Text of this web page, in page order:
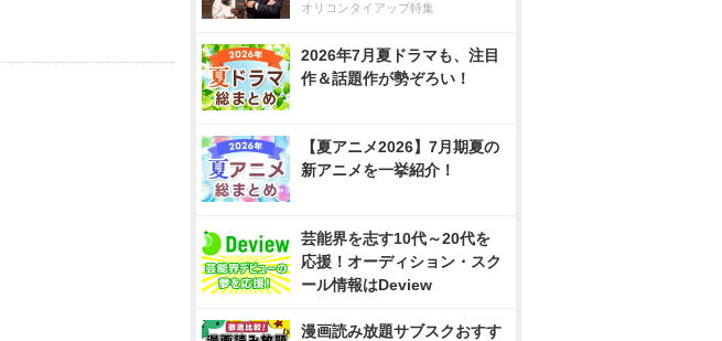
オリコンタイアップ特集
2026年7月夏ドラマも、注目
作＆話題作が勢ぞろい！
【夏アニメ2026】7月期夏の
新アニメを一挙紹介！
芸能界を志す10代～20代を
応援！オーディション・スク
ール情報はDeview
漫画読み放題サブスクおすす